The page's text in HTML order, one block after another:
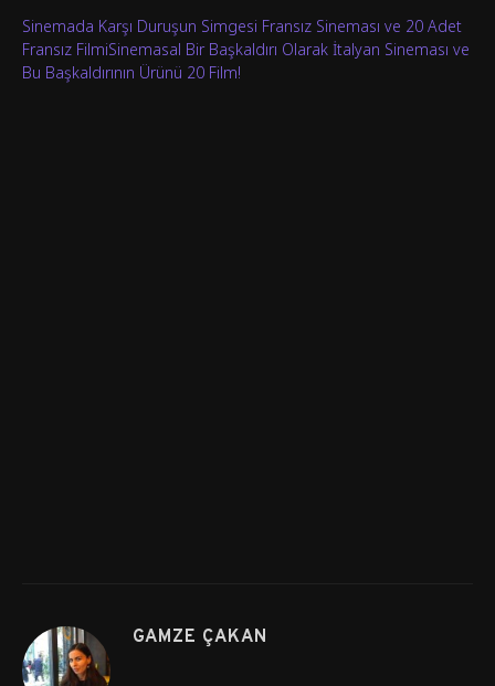
Sinemada Karşı Duruşun Simgesi Fransız Sineması ve 20 Adet
Fransız FilmiSinemasal Bir Başkaldırı Olarak İtalyan Sineması ve
Bu Başkaldırının Ürünü 20 Film!
GAMZE ÇAKAN